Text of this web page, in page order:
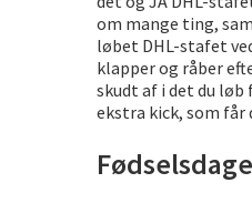
om mange ting,
løbet DHL-stafet
klapper og råber
skudt af i det du løb
ekstra kick, som får